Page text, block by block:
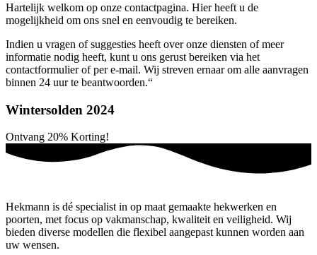
Hartelijk welkom op onze contactpagina. Hier heeft u de
mogelijkheid om ons snel en eenvoudig te bereiken.
Indien u vragen of suggesties heeft over onze diensten of meer
informatie nodig heeft, kunt u ons gerust bereiken via het
contactformulier of per e-mail. Wij streven ernaar om alle aanvragen
binnen 24 uur te beantwoorden.“
Wintersolden 2024
Ontvang 20% Korting!
Hekmann is dé specialist in op maat gemaakte hekwerken en
poorten, met focus op vakmanschap, kwaliteit en veiligheid. Wij
bieden diverse modellen die flexibel aangepast kunnen worden aan
uw wensen.